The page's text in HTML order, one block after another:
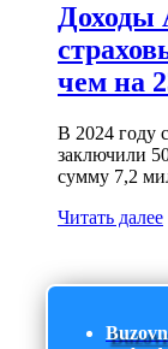
Доходы
чем на
В 2024 году
заключили
сумму 7,2
Читать далее